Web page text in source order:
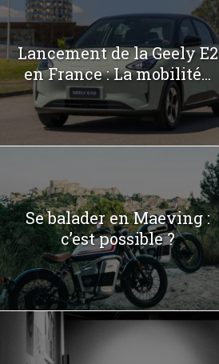
Lancement de la Geely E2
en France : La mobilité...
Se balader en Maeving :
c’est possible ?